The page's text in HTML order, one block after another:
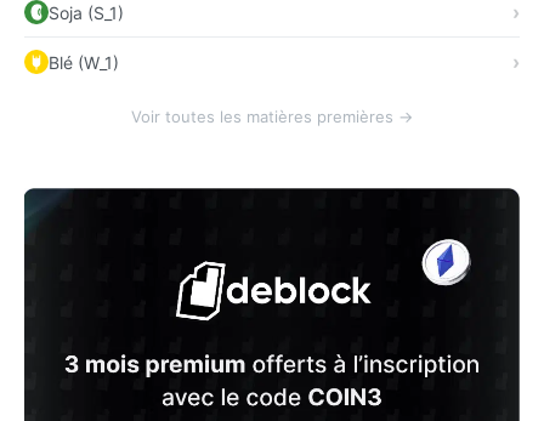
Soja (S_1)
Blé (W_1)
Voir toutes les matières premières →